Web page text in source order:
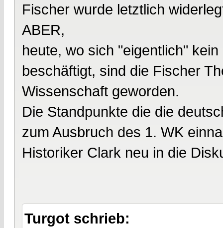
Fischer wurde letztlich
ABER,
heute, wo sich "eigentlich"
beschäftigt, sind die Fischer
Wissenschaft geworden.
Die Standpunkte die die
zum Ausbruch des 1. WK
Historiker Clark neu in die
Turgot schrieb: